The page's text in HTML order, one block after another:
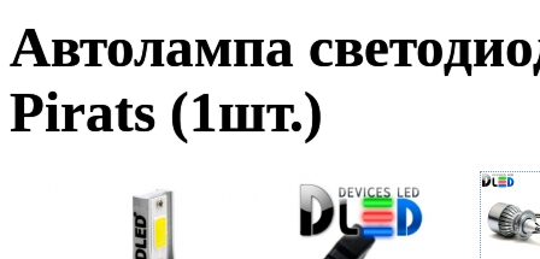
Автолампа
Pirats (1шт.)